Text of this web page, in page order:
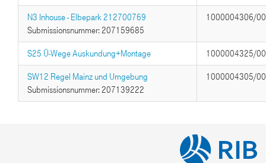
N3 Inhouse - Elbepark 212700769
Submissionsnummer: 207159685
1000004306/
S25 Ü-Wege Auskundung+Montage 1000004325/
SW12 Regel Mainz und Umgebung
Submissionsnummer: 207139222
1000004305/